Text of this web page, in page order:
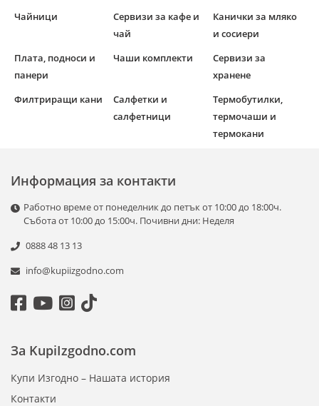
Чайници
Сервизи за кафе и
чай
Канички за мляко
и сосиери
Плата, подноси и
панери
Чаши комплекти
Сервизи за
хранене
Филтриращи кани
Салфетки и
салфетници
Термобутилки,
термочаши и
термокани
Информация за контакти
Работно време от понеделник до петък от 10:00 до 18:00ч.
Събота от 10:00 до 15:00ч. Почивни дни: Неделя
0888 48 13 13
info@kupiizgodno.com
За KupiIzgodno.com
Купи Изгодно – Нашата история
Контакти